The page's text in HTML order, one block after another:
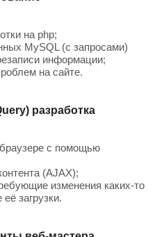
на php;
MySQL (с запросами)
информации;
с помощью
(AJAX);
изменения каких-то